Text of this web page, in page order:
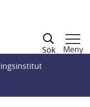
Sök
Meny